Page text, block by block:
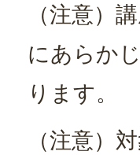
（注意）
にあらか
ります。
（注意）